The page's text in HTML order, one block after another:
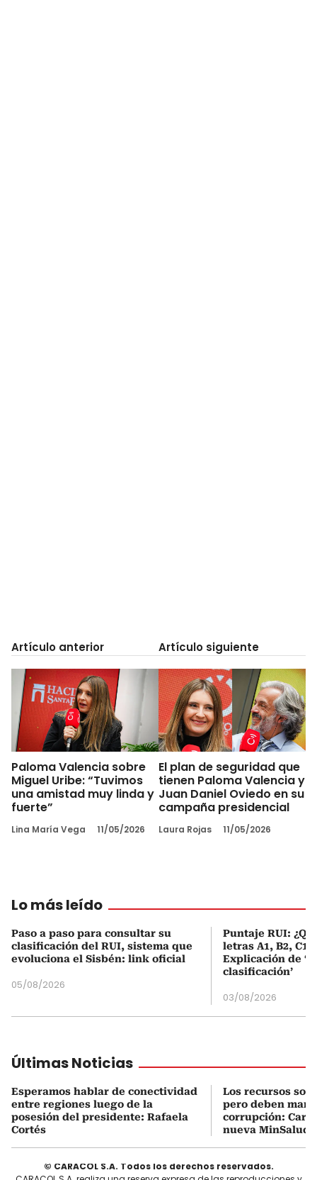
Artículo anterior
Paloma Valencia sobre
Miguel Uribe: “Tuvimos
una amistad muy linda y
fuerte”
Lina María Vega 11/05/2026
Artículo siguiente
El plan de seguridad que
tienen Paloma Valencia y
Juan Daniel Oviedo en su
campaña presidencial
Laura Rojas 11/05/2026
Lo más leído
Paso a paso para consultar su
clasificación del RUI, sistema que
evoluciona el Sisbén: link oficial
05/08/2026
Puntaje RUI:
letras A1, B2, C1
Explicación de
clasificación’
03/08/2026
Últimas Noticias
Esperamos hablar de conectividad
entre regiones luego de la
posesión del presidente: Rafaela
Cortés
Los recursos
pero deben
corrupción:
nueva MinSalud
© CARACOL S.A. Todos los derechos reservados.